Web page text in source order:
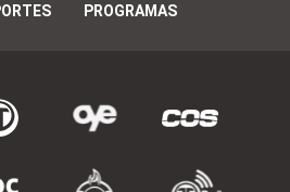
PROGRAMAS